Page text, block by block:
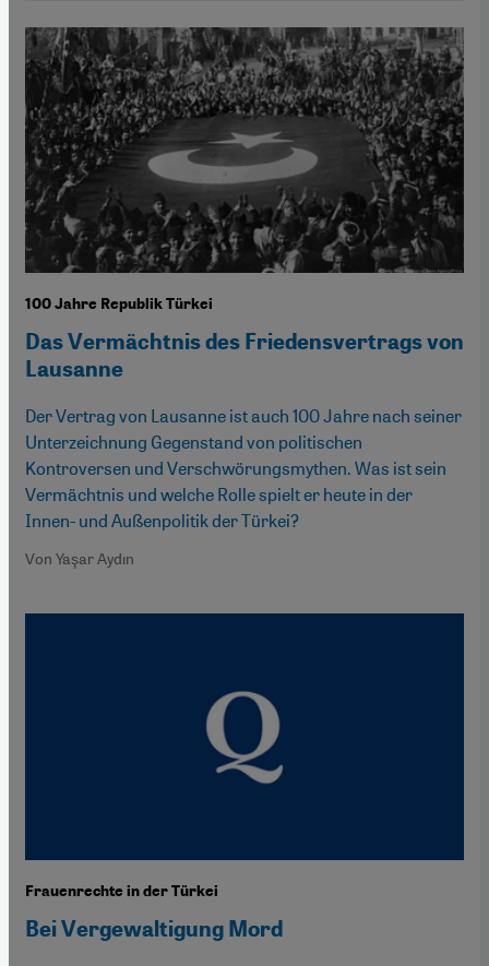
100 Jahre Republik Türkei
Das Vermächtnis des Friedensvertrags von
Lausanne
Der Vertrag von Lausanne ist auch 100 Jahre nach seiner
Unterzeichnung Gegenstand von politischen
Kontroversen und Verschwörungsmythen. Was ist sein
Vermächtnis und welche Rolle spielt er heute in der
Innen- und Außenpolitik der Türkei?
Von Yaşar Aydın
Frauenrechte in der Türkei
Bei Vergewaltigung Mord